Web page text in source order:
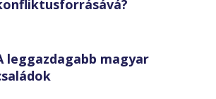
leggazdagabb magyar